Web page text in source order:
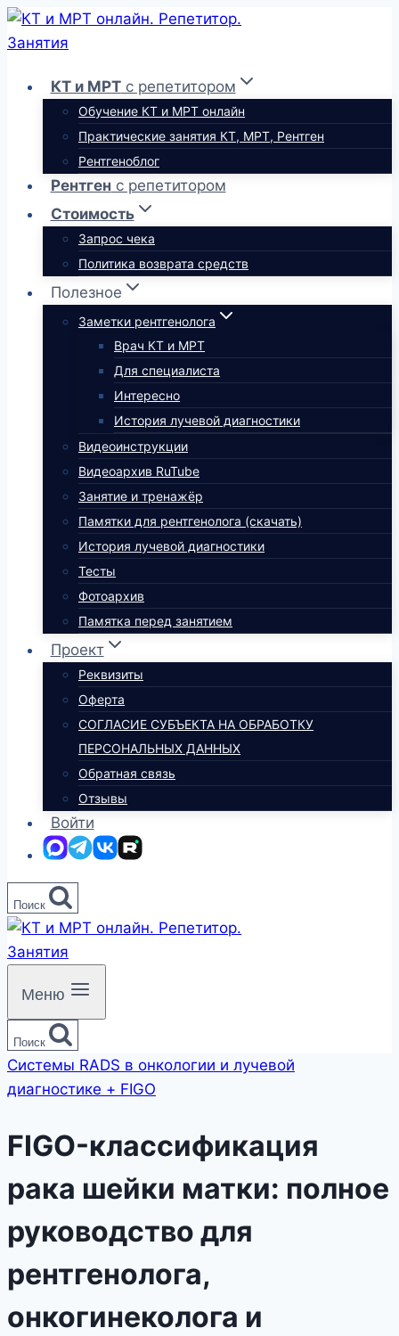
Перейти
к
КТ и МРТс репетитором
Обучение КТ и МРТ онлайн
Практические занятия КТ, МРТ, Рентген
Рентгеноблог
Рентген с репетитором
Стоимость
Запрос чека
Политика возврата средств
Полезное
Заметки рентгенолога
Врач КТ и МРТ
Для специалиста
Интересно
История лучевой диагностики
Видеоинструкции
Видеоархив RuTube
Занятие и тренажёр
Памятки для рентгенолога (скачать)
История лучевой диагностики
Тесты
Фотоархив
Памятка перед занятием
Проект
Реквизиты
Оферта
СОГЛАСИЕ СУБЪЕКТА НА ОБРАБОТКУ
ПЕРСОНАЛЬНЫХ ДАННЫХ
Обратная связь
Отзывы
Войти
MAXTelegram
ВКонтакте
Rutube
Поиск
Меню
Поиск
Системы RADS в онкологии и лучевой
диагностике + FIGO
FIGO-классификация
рака шейки матки: полное
руководство для
рентгенолога,
онкогинеколога и